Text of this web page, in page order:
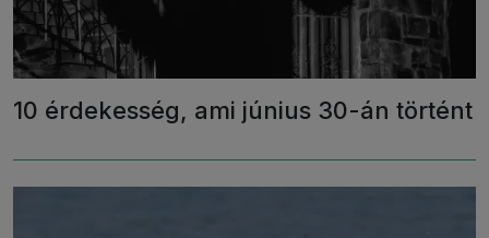
10 érdekesség, ami június 30-án történt